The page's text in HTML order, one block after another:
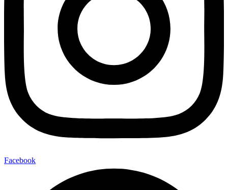
Facebook